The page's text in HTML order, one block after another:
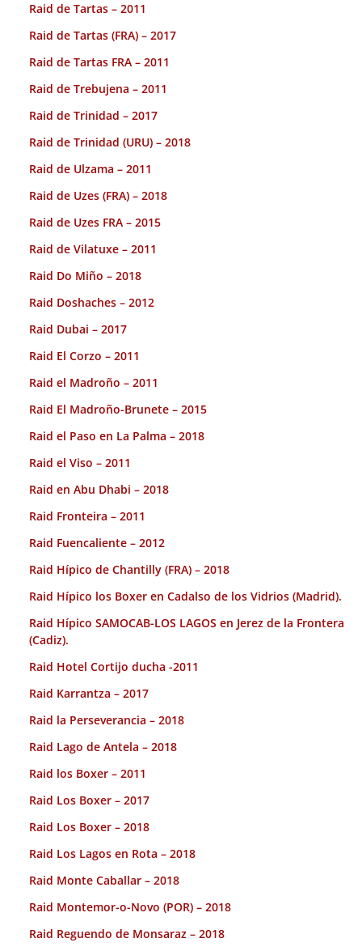
Raid de Tartas – 2011
Raid de Tartas (FRA) – 2017
Raid de Tartas FRA – 2011
Raid de Trebujena – 2011
Raid de Trinidad – 2017
Raid de Trinidad (URU) – 2018
Raid de Ulzama – 2011
Raid de Uzes (FRA) – 2018
Raid de Uzes FRA – 2015
Raid de Vilatuxe – 2011
Raid Do Miño – 2018
Raid Doshaches – 2012
Raid Dubai – 2017
Raid El Corzo – 2011
Raid el Madroño – 2011
Raid El Madroño-Brunete – 2015
Raid el Paso en La Palma – 2018
Raid el Viso – 2011
Raid en Abu Dhabi – 2018
Raid Fronteira – 2011
Raid Fuencaliente – 2012
Raid Hípico de Chantilly (FRA) – 2018
Raid Hípico los Boxer en Cadalso de los Vidrios (Madrid).
Raid Hípico SAMOCAB-LOS LAGOS en Jerez de la Frontera
(Cadiz).
Raid Hotel Cortijo ducha -2011
Raid Karrantza – 2017
Raid la Perseverancia – 2018
Raid Lago de Antela – 2018
Raid los Boxer – 2011
Raid Los Boxer – 2017
Raid Los Boxer – 2018
Raid Los Lagos en Rota – 2018
Raid Monte Caballar – 2018
Raid Montemor-o-Novo (POR) – 2018
Raid Reguendo de Monsaraz – 2018